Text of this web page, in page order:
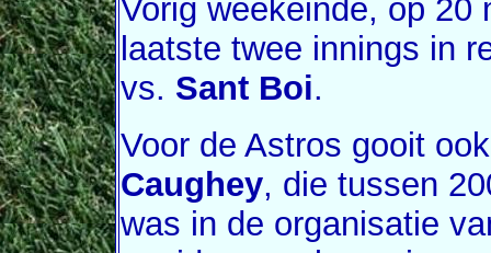
Vorig weekeinde, op 20
laatste twee innings in
vs. Sant Boi.
Voor de Astros gooit
Caughey, die tussen
was in de organisatie